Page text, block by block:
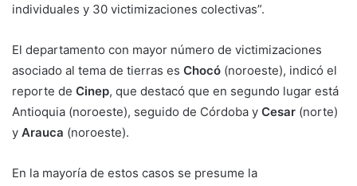
individuales y 30 victimizaciones colectivas”.
El departamento con mayor número de victimizaciones
asociado al tema de tierras es Chocó (noroeste), indicó el
reporte de Cinep, que destacó que en segundo lugar está
Antioquia (noroeste), seguido de Córdoba y Cesar (norte)
y Arauca (noroeste).
En la mayoría de estos casos se presume la